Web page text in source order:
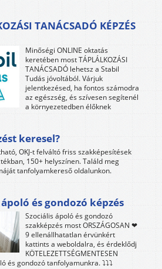
TANÁCSADÓ KÉPZÉS
Minőségi ONLINE oktatás
keretében most TÁPLÁLKOZÁSI
TANÁCSADÓ lehetsz a Stabil
Tudás jóvoltából. Várjuk
jelentkezésed, ha fontos számodra
az egészség, és szívesen segítenél
a környezetedben élőknek
keresel?
OKJ-t felváltó friss szakképesítések
150+ helyszínen. Találd meg
tanfolyamkereső oldalunkon.
és gondozó képzés
Szociális ápoló és gondozó
szakképzés most ORSZÁGOSAN ❤
9 ellenállhatatlan érvünkért
kattints a weboldalra, és érdeklődj
KÖTELEZETTSÉGMENTESEN
és gondozó tanfolyamunkra. ⤵⤵⤵